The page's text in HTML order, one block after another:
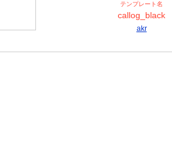
テンプレート名
callog_black
akr